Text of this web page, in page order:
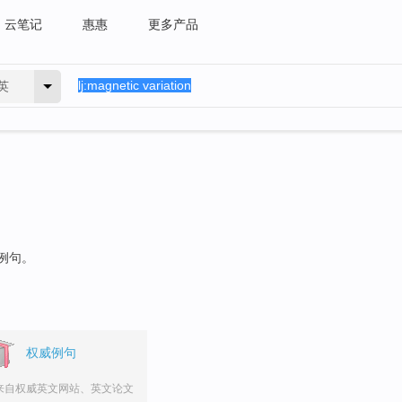
云笔记 惠惠 更多产品
句。
权威例句
自权威英文网站、英文论文